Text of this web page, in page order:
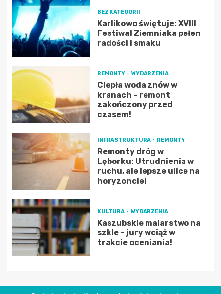
BEZ KATEGORII
Karlikowo świętuje: XVIII
Festiwal Ziemniaka pełen
radości i smaku
REMONTY WYDARZENIA
Ciepła woda znów w
kranach – remont
zakończony przed
czasem!
INFRASTRUKTURA REMONTY
Remonty dróg w
Lęborku: Utrudnienia w
ruchu, ale lepsze ulice na
horyzoncie!
KULTURA WYDARZENIA
Kaszubskie malarstwo na
szkle – jury wciąż w
trakcie oceniania!